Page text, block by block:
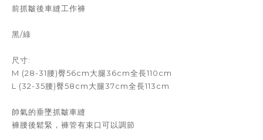
前抓皺後車縫工作褲
黑/綠
尺寸:
M (28-31腰)臀56cm大腿36cm全長110cm
L (32-35腰)臀58cm大腿37cm全長113cm
帥氣的垂墜抓皺車縫
褲腰後鬆緊，褲管有束口可以調節